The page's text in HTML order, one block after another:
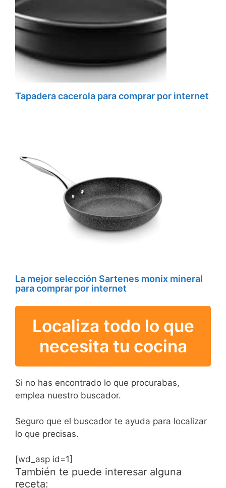
Tapadera cacerola para comprar por internet
La mejor selección Sartenes monix mineral
para comprar por internet
Localiza todo lo que
necesita tu cocina
Si no has encontrado lo que procurabas,
emplea nuestro buscador.
Seguro que el buscador te ayuda para localizar
lo que precisas.
[wd_asp id=1]
También te puede interesar alguna
receta: